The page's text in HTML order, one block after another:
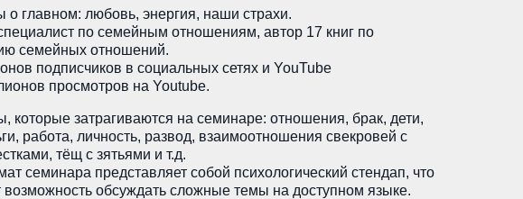
о главном: любовь, энергия, наши страхи.
по семейным отношениям, автор 17 книг по
семейных отношений.
подписчиков в социальных сетях и YouTube
просмотров на Youtube.
которые затрагиваются на семинаре: отношения, брак, дети,
работа, личность, развод, взаимоотношения свекровей с
тёщ с зятьями и т.д.
семинара представляет собой психологический стендап, что
возможность обсуждать сложные темы на доступном языке.